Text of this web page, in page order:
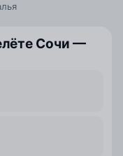
Сочи —